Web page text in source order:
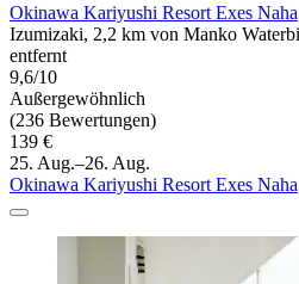
Okinawa Kariyushi Resort Exes Naha
Izumizaki, 2,2 km von Manko
entfernt
9,6/10
Außergewöhnlich
(236 Bewertungen)
139 €
25. Aug.–26. Aug.
Okinawa Kariyushi Resort Exes Naha